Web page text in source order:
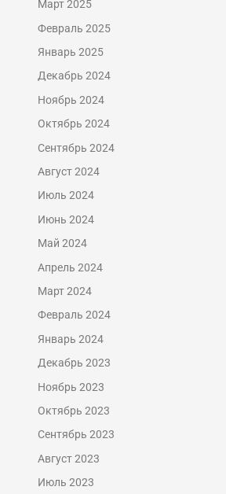
Март 2025
Февраль 2025
Январь 2025
Декабрь 2024
Ноябрь 2024
Октябрь 2024
Сентябрь 2024
Август 2024
Июль 2024
Июнь 2024
Май 2024
Апрель 2024
Март 2024
Февраль 2024
Январь 2024
Декабрь 2023
Ноябрь 2023
Октябрь 2023
Сентябрь 2023
Август 2023
Июль 2023